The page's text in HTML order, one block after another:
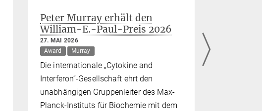
Peter Murray erhält den
William-E.-Paul-Preis 2026
27. MAI 2026
Award
Murray
Die internationale „Cytokine and
Interferon“-Gesellschaft ehrt den
unabhängigen Gruppenleiter des Max-
Planck-Instituts für Biochemie mit dem